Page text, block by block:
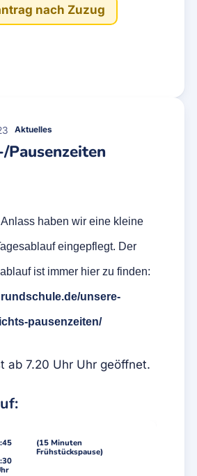
nach Zuzug
Aktuelles
haben wir eine kleine
eingepflegt. Der
ist immer hier zu finden:
unsere-
pausenzeiten/
ab 7.20 Uhr Uhr geöffnet.
(15 Minuten
Frühstückspause)